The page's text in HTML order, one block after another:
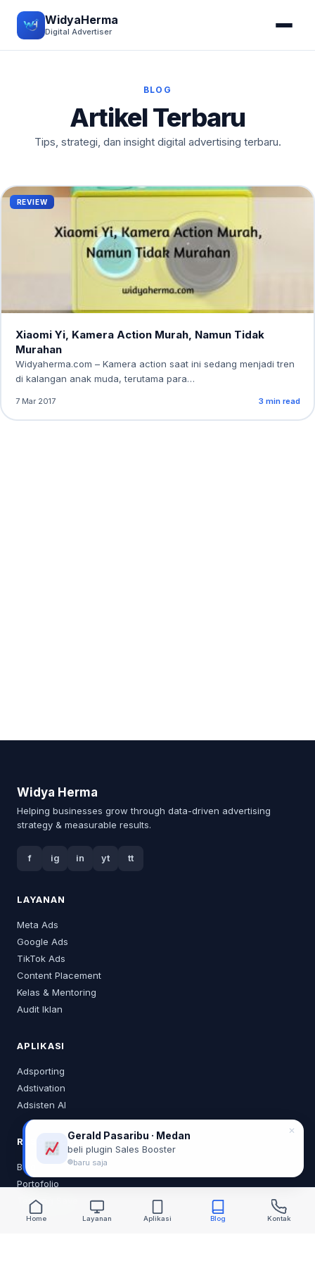
WidyaHerma
Digital Advertiser
BLOG
Artikel Terbaru
Tips, strategi, dan insight digital advertising terbaru.
REVIEW
Xiaomi Yi, Kamera Action Murah, Namun Tidak
Murahan
Widyaherma.com – Kamera action saat ini sedang menjadi tren
di kalangan anak muda, terutama para…
7 Mar 2017 3 min read
Widya Herma
Helping businesses grow through data-driven advertising
strategy & measurable results.
f ig in yt tt
LAYANAN
Meta Ads
Google Ads
TikTok Ads
Content Placement
Kelas & Mentoring
Audit Iklan
APLIKASI
Adsporting
Adstivation
Adsisten AI
RESOURCES
Blog
Portofolio
Tentang Saya
Home Layanan Aplikasi Blog Kontak
Gerald Pasaribu · Medan
beli plugin Sales Booster
baru saja
✕